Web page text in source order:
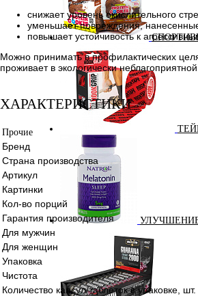
снижает уровень окислительного
уменьшает повреждения,
повышает устойчивость к
Можно принимать в профилактических
проживает в экологически неблагоприятной
ХАРАКТЕРИСТИКИ
Прочие
Бренд
Страна производства
Артикул
Картинки
Кол-во порций
Гарантия производителя
Для мужчин
Для женщин
Упаковка
Чистота
Количество капсул/таблеток в упаковке, шт.